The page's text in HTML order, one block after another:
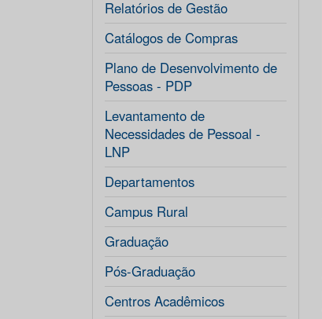
Relatórios de Gestão
Catálogos de Compras
Plano de Desenvolvimento de
Pessoas - PDP
Levantamento de
Necessidades de Pessoal -
LNP
Departamentos
Campus Rural
Graduação
Pós-Graduação
Centros Acadêmicos